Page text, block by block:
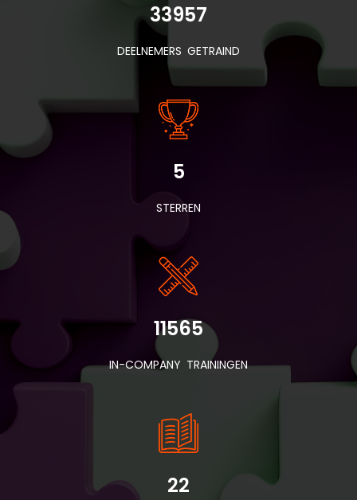
33957
DEELNEMERS GETRAIND
5
STERREN
11565
IN-COMPANY TRAININGEN
22